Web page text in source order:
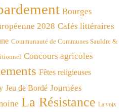
Bourges
2028 Cafés littéraires
Communauté de Communes Sauldre &
Concours agricoles
Fêtes religieuses
Jeu de Bordé Journées
La Résistance La voix